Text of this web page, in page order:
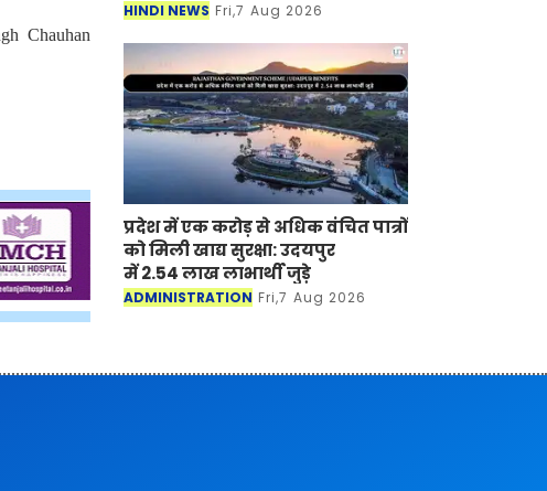
Chauhan
HINDI NEWS Fri,7 Aug 2026
प्रदेश में एक करोड़ से अधिक वंचित पात्रों
को मिली खाद्य सुरक्षा: उदयपुर
में 2.54 लाख लाभार्थी जुड़े
ADMINISTRATION Fri,7 Aug 2026